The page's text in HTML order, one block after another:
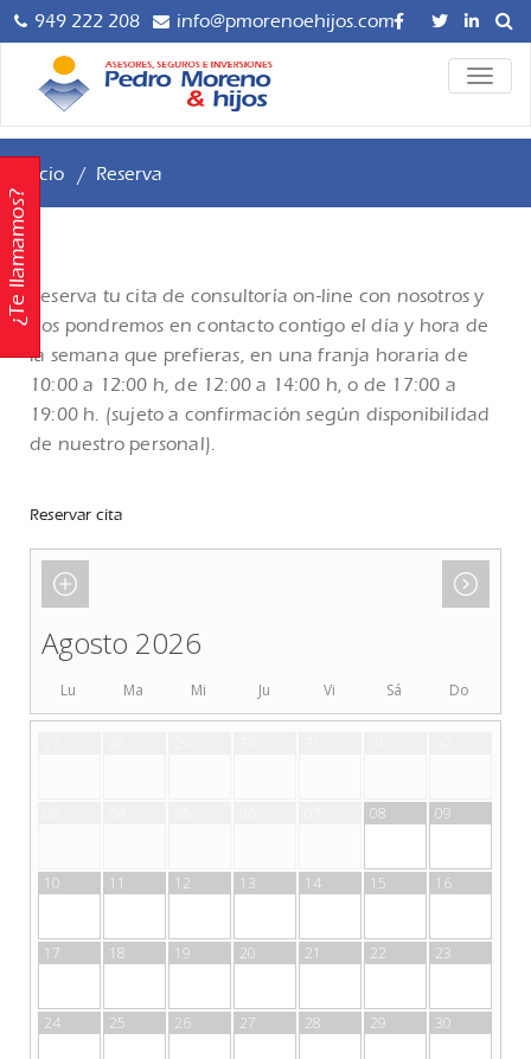
949 222 208 info@pmorenoehijos.com
Pedro
hijos
Asesoría y
Empresas,
Planificación
Financiera e
Asesoría Digital.
LA
Inicio / Reserva
Reserva tu cita de consultoría on-line con nosotros y
nos pondremos en contacto contigo el día y hora de
la semana que prefieras, en una franja horaria de
10:00 a 12:00 h, de 12:00 a 14:00 h, o de 17:00 a
19:00 h. (sujeto a confirmación según disponibilidad
de nuestro personal).
Reservar cita
Agosto 2026
Lu Ma Mi Ju Vi Sá Do
08 09
10 11 12 13 14 15 16
17 18 19 20 21 22 23
24 25 26 27 28 29 30
¿Te llamamos?